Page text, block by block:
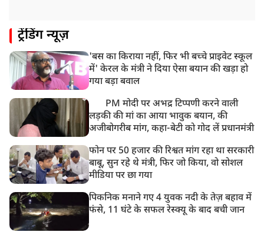
ट्रेंडिंग न्यूज़
'बस का किराया नहीं, फिर भी बच्चे प्राइवेट स्कूल
में' केरल के मंत्री ने दिया ऐसा बयान की खड़ा हो
गया बड़ा बवाल
PM मोदी पर अभद्र टिप्पणी करने वाली
लड़की की मां का आया भावुक बयान, की
अजीबोगरीब मांग, कहा-बेटी को गोद लें प्रधानमंत्री
फोन पर 50 हजार की रिश्वत मांग रहा था सरकारी
बाबू, सुन रहे थे मंत्री, फिर जो किया, वो सोशल
मीडिया पर छा गया
पिकनिक मनाने गए 4 युवक नदी के तेज़ बहाव में
फंसे, 11 घंटे के सफल रेस्क्यू के बाद बची जान